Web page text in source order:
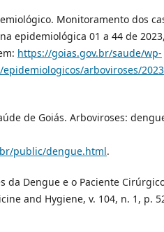
Monitoramento dos
epidemiológica 01 a 44 de 2023,
https://goias.gov.br/saude/wp-
arboviroses/
de Goiás. Arboviroses:
public/dengue.html.
da Dengue e o Paciente
and Hygiene, v. 104, n. 1, p.